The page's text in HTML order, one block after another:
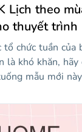
Lịch theo
thuyết trình
chức tuần của
là khó khăn,
mẫu mới
bất cứ khi nào
Chỉ cần lưu ý